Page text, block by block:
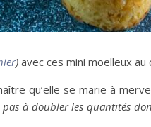
) avec ces mini moelleux au
qu’elle se marie à
pas à doubler les quantités